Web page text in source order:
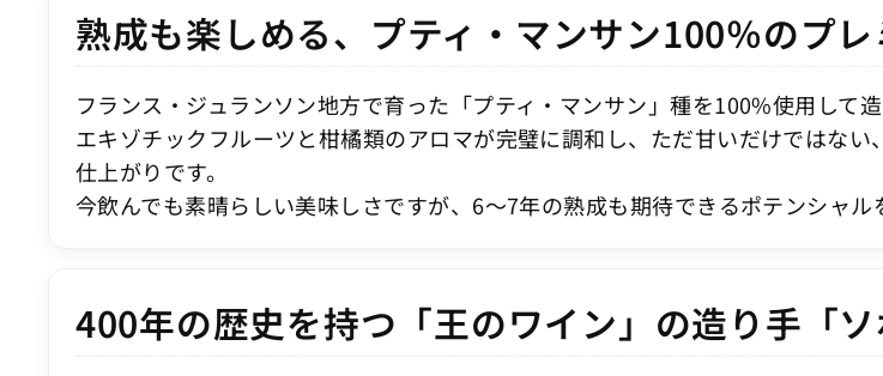
熟成も楽しめる、プティ・マンサン100％のプレ
フランス・ジュランソン地方で育った「プティ・マンサン」種を100%使用して
エキゾチックフルーツと柑橘類のアロマが完璧に調和し、ただ甘いだけではな
仕上がりです。
今飲んでも素晴らしい美味しさですが、6〜7年の熟成も期待できるポテンシャル
400年の歴史を持つ「王のワイン」の造り手「ソ